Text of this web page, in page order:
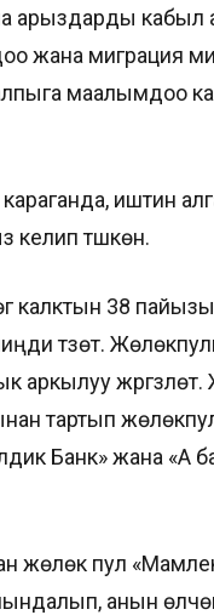
арыздарды кабыл
жана миграция
маалымдоо
иштин
келип түшкөн.
калктын 38
түзөт.
тартып
Банк» жана «А
жөлөк пул
анын